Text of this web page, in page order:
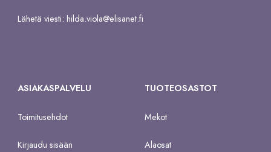
Lähetä viesti:hilda.viola@elisanet.fi
ASIAKASPALVELU
Toimitusehdot
Kirjaudu sisään
TUOTEOSASTOT
Mekot
Alaosat